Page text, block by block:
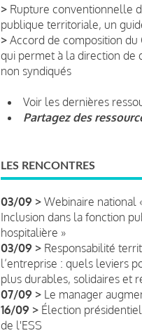
> Rupture conventionnelle
publique territoriale, un
> Accord de composition du
qui permet à la direction de
non syndiqués
Voir les dernières
Partagez des
LES RENCONTRES
03/09 > Webinaire national
Inclusion dans la fonction
hospitalière »
03/09 > Responsabilité
l’entreprise : quels leviers
plus durables, solidaires et
07/09 > Le manager
16/09 > Élection
de l'ESS